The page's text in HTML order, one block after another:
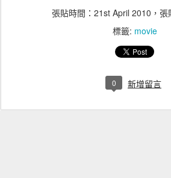
張貼時間： 21st April 2010 ，張
標籤: movie
0 新增留言